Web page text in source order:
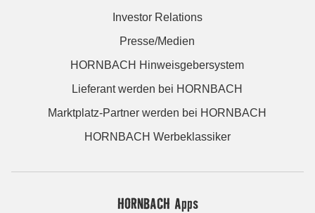
Investor Relations
Presse/Medien
HORNBACH Hinweisgebersystem
Lieferant werden bei HORNBACH
Marktplatz-Partner werden bei HORNBACH
HORNBACH Werbeklassiker
HORNBACH Apps